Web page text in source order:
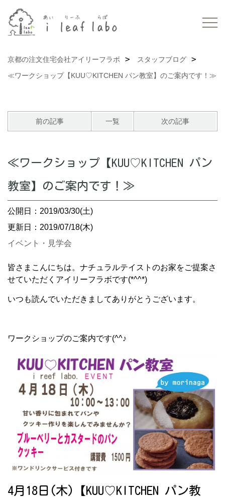
京都の注文住宅会社アイリーフラボ
スタッフブログ
≪ワークショップ【KUU♡KITCHEN パン教室】のご案内です！≫
前の記事 一覧 次の記事
≪ワークショップ【KUU♡KITCHEN パン
教室】のご案内です！≫
公開日：2019/03/30(土)
更新日：2019/07/18(木)
イベント・見学会
皆さまこんにちは。 ナチュラルテイストのお家をご提案さ
せていただく アイリーフラボです(*^^*)
いつも読んでいただきましてありがとうございます。
ワークショップのご案内です(^^♪
4月18日(木)【KUU♡KITCHEN パン教